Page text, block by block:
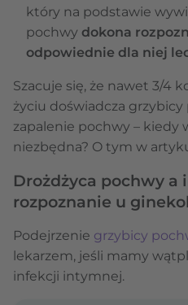
który na podstawie
pochwy dokona
odpowiednie dla niej
Szacuje się, że nawet 3/4
życiu doświadcza grzybicy
zapalenie pochwy – kiedy
niezbędna? O tym w
Drożdżyca pochwy
rozpoznanie u
Podejrzenie grzybicy
lekarzem, jeśli mamy
infekcji intymnej.